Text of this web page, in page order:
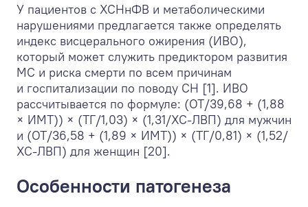
У пациентов с ХСНнФВ и метаболическими
нарушениями предлагается также определять
индекс висцерального ожирения (ИВО),
который может служить предиктором развития
МС и риска смерти по всем причинам
и госпитализации по поводу СН [1]. ИВО
рассчитывается по формуле: (ОТ/39,68 + (1,88
× ИМТ)) × (ТГ/1,03) × (1,31/ХС-ЛВП) для мужчин
и (ОТ/36,58 + (1,89 × ИМТ)) × (ТГ/0,81) × (1,52/
ХС-ЛВП) для женщин [20].
Особенности патогенеза